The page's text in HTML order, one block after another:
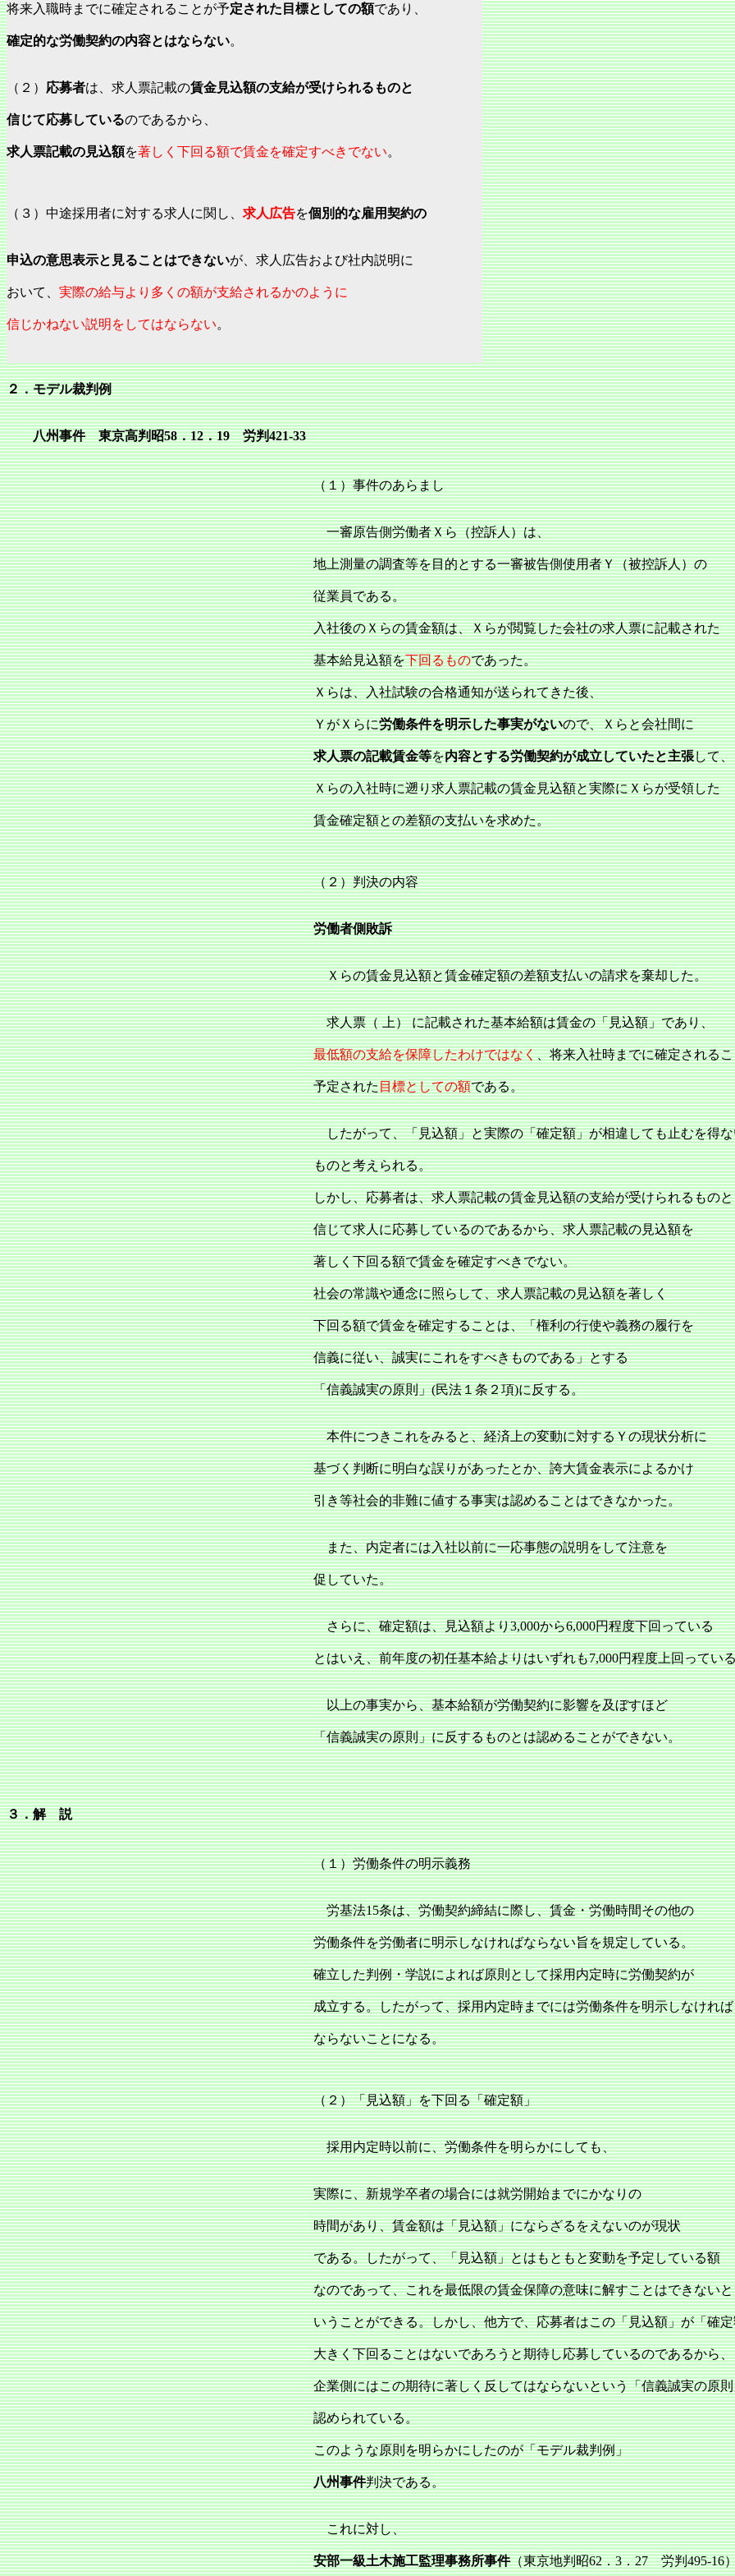
将来入職時までに確定されることが予定された目標としての額であり、
確定的な労働契約の内容とはならない。
（２） 応募者は、求人票記載の賃金見込額の支給が受けられるものと
信じて応募しているのであるから、
求人票記載の見込額を著しく下回る額で賃金を確定すべきでない。
（３）中途採用者に対する求人に関し、 求人広告を個別的な雇用契約の
申込の意思表示と見ることはできないが、求人広告および社内説明に
おいて、 実際の給与より多くの額が支給されるかのように
信じかねない説明をしてはならない。
２．モデル裁判例
八州事件 東京高判昭58．12．19 労判421‐33
（１）事件のあらまし
一審原告側労働者Ｘら（控訴人）は、
地上測量の調査等を目的とする一審被告側使用者Ｙ（被控訴人）の
従業員である。
入社後のＸらの賃金額は、Ｘらが閲覧した会社の求人票に記載された
基本給見込額を下回るものであった。
Ｘらは、入社試験の合格通知が送られてきた後、
ＹがＸらに労働条件を明示した事実がないので、Ｘらと会社間に
求人票の記載賃金等を内容とする労働契約が成立していたと主張して、
Ｘらの入社時に遡り求人票記載の賃金見込額と実際にＸらが受領した
賃金確定額との差額の支払いを求めた。
（２）判決の内容
労働者側敗訴
Ｘらの賃金見込額と賃金確定額の差額支払いの請求を棄却した。
求人票（ 上） に記載された基本給額は賃金の「見込額」であり、
最低額の支給を保障したわけではなく、将来入社時までに確定される
予定された目標としての額である。
したがって、「見込額」と実際の「確定額」が相違しても止むを得
ものと考えられる。
しかし、応募者は、求人票記載の賃金見込額の支給が受けられるものと
信じて求人に応募しているのであるから、求人票記載の見込額を
著しく下回る額で賃金を確定すべきでない。
社会の常識や通念に照らして、求人票記載の見込額を著しく
下回る額で賃金を確定することは、「権利の行使や義務の履行を
信義に従い、誠実にこれをすべきものである」とする
「信義誠実の原則」(民法１条２項)に反する。
本件につきこれをみると、経済上の変動に対するＹの現状分析に
基づく判断に明白な誤りがあったとか、誇大賃金表示によるかけ
引き等社会的非難に値する事実は認めることはできなかった。
また、内定者には入社以前に一応事態の説明をして注意を
促していた。
さらに、確定額は、見込額より3,000から6,000円程度下回っている
とはいえ、前年度の初任基本給よりはいずれも7,000円程度上回ってい
以上の事実から、基本給額が労働契約に影響を及ぼすほど
「信義誠実の原則」に反するものとは認めることができない。
３．解 説
（１）労働条件の明示義務
労基法15条は、労働契約締結に際し、賃金・労働時間その他の
労働条件を労働者に明示しなければならない旨を規定している。
確立した判例・学説によれば原則として採用内定時に労働契約が
成立する。したがって、採用内定時までには労働条件を明示しなければ
ならないことになる。
（２）「見込額」を下回る「確定額」
採用内定時以前に、労働条件を明らかにしても、
実際に、新規学卒者の場合には就労開始までにかなりの
時間があり、賃金額は「見込額」にならざるをえないのが現状
である。したがって、「見込額」とはもともと変動を予定している額
なのであって、これを最低限の賃金保障の意味に解すことはできないと
いうことができる。しかし、他方で、応募者はこの「見込額」が「確
大きく下回ることはないであろうと期待し応募しているのであるから、
企業側にはこの期待に著しく反してはならないという「信義誠実の原
認められている。
このような原則を明らかにしたのが「モデル裁判例」
八州事件判決である。
これに対し、
安部一級土木施工監理事務所事件（東京地判昭62．3．27 労判495‐16